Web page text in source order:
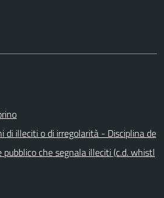
di illeciti o di irregolarità - Disciplina de
che segnala illeciti (c.d. whistl